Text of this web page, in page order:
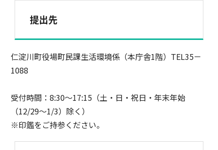
提出先
仁淀川町役場町民課生活環境係（本庁舎1階）TEL35－
1088
受付時間：8:30～17:15（土・日・祝日・年末年始
（12/29～1/3）除く）
※印鑑をご持参ください。